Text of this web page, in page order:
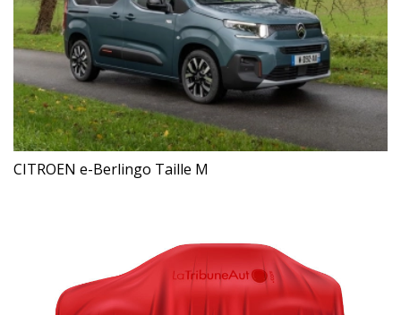
CITROEN e-Berlingo Taille M